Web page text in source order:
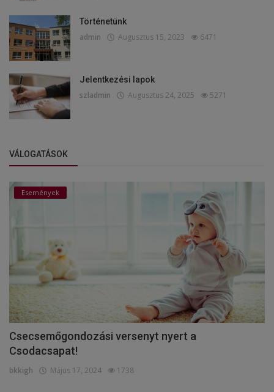
Történetünk
admin Augusztus 15, 2023 6471
Jelentkezési lapok
szladmin Augusztus 24, 2025 5271
VÁLOGATÁSOK
Események
Csecsemőgondozási versenyt nyert a
Csodacsapat!
bkkigh Május 17, 2024 1738